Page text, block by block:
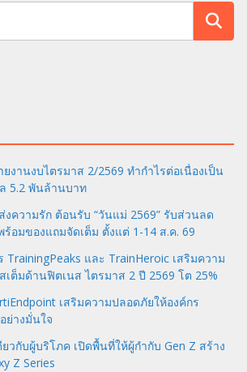
งานงบไตรมาส 2/2569 ทำกำไรต่อเนื่องเป็น
5.2 พันล้านบาท
ความรัก ต้อนรับ “วันแม่ 2569” รับส่วนลด
อมของแถมจัดเต็ม ตั้งแต่ 1-14 ส.ค. 69
TrainingPeaks และ TrainHeroic เสริมความ
เต็มด้านฟิตเนส ไตรมาส 2 ปี 2569 โต 25%
เสริมความปลอดภัยให้องค์กร
ย่างมั่นใจ
วกับผู้บริโภค เปิดพื้นที่ให้ผู้กำกับ Gen Z สร้าง
Z Series